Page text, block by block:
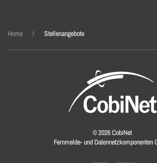
Home Stellenangebote
©2026CobiNet
Fernmelde- und Datennetzkomponenten